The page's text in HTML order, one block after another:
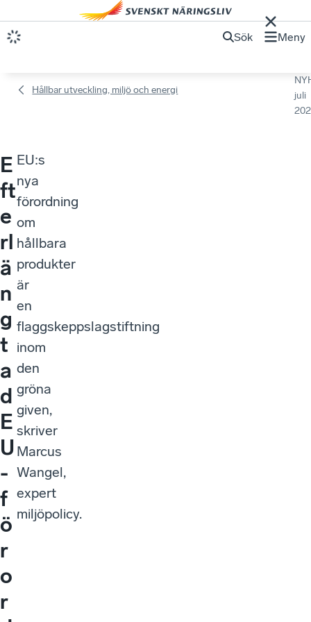
Sök Meny
Hållbar utveckling, miljö och energi
juli
E
ft
e
rl
ä
n
g
t
a
d
E
U
-
f
ö
r
o
r
EU:s
nya
förordning
om
hållbara
produkter
är
en
flaggskeppslagstiftning
inom
den
gröna
given,
skriver
Marcus
Wangel,
expert
miljöpolicy.